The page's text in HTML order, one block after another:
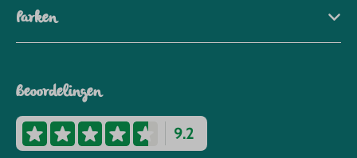
Parken
Beoordelingen
9.2